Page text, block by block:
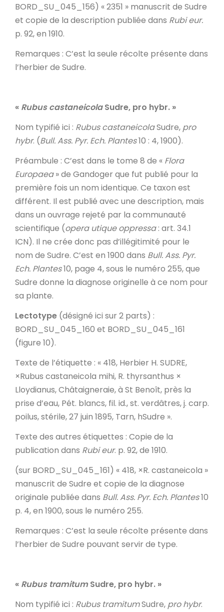
BORD_SU_045_156) « 2351 » manuscrit de Sudre
et copie de la description publiée dans Rubi eur.
p. 92, en 1910.
Remarques : C’est la seule récolte présente dans
l’herbier de Sudre.
« Rubus castaneicolaSudre, pro hybr. »
Nom typifié ici : Rubus castaneicolaSudre, pro
hybr. (Bull. Ass. Pyr. Ech. Plantes10 : 4, 1900).
Préambule : C’est dans le tome 8 de « Flora
Europaea» de Gandoger que fut publié pour la
première fois un nom identique. Ce taxon est
différent. Il est publié avec une description, mais
dans un ouvrage rejeté par la communauté
scientifique (opera utique oppressa: art. 34.1
ICN). Il ne crée donc pas d’illégitimité pour le
nom de Sudre. C’est en 1900 dans Bull. Ass. Pyr.
Ech. Plantes10, page 4, sous le numéro 255, que
Sudre donne la diagnose originelle à ce nom pour
sa plante.
Lectotype (désigné ici sur 2 parts) :
BORD_SU_045_160 et BORD_SU_045_161
(figure 10).
Texte de l’étiquette : « 418, Herbier H. SUDRE,
×Rubus castaneicola mihi, R. thyrsanthus ×
Lloydianus, Châtaigneraie, à St Benoît, près la
prise d’eau, Pét. blancs, fil. id., st. verdâtres, j. carp.
poilus, stérile, 27 juin 1895, Tarn, hSudre ».
Texte des autres étiquettes : Copie de la
publication dans Rubi eur. p. 92, de 1910.
(sur BORD_SU_045_161) « 418, ×R. castaneicola »
manuscrit de Sudre et copie de la diagnose
originale publiée dans Bull. Ass. Pyr. Ech. Plantes10
p. 4, en 1900, sous le numéro 255.
Remarques : C’est la seule récolte présente dans
l’herbier de Sudre pouvant servir de type.
« Rubus tramitumSudre, pro hybr. »
Nom typifié ici : Rubus tramitumSudre, pro hybr.